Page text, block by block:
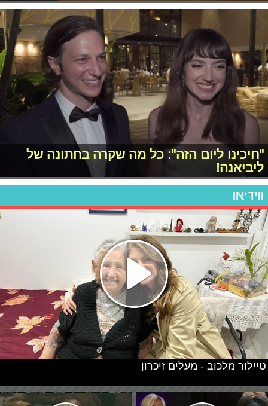
"חיכינו ליום הזה": כל מה שקרה בחתונה של
ליביאנה!
ווידיאו
טיילור מלכוב - מעלים זיכרון